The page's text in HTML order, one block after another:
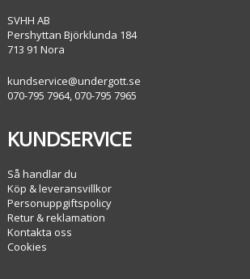
SVHH AB
Pershyttan Björklunda 184
713 91 Nora
kundservice@undergott.se
070-795 7964, 070-795 7965
KUNDSERVICE
Så handlar du
Köp & leveransvillkor
Personuppgiftspolicy
Retur & reklamation
Kontakta oss
Cookies